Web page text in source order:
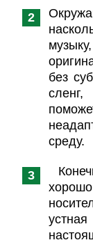
без
среду.